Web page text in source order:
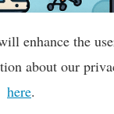
enhance the
about our
here.